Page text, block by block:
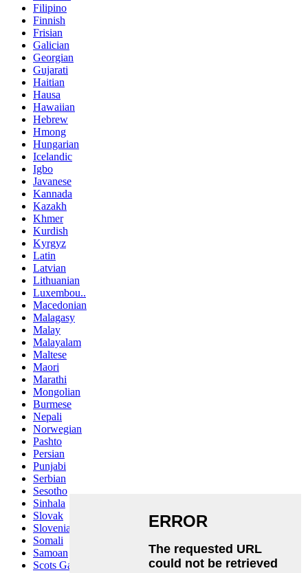
Filipino
Finnish
Frisian
Galician
Georgian
Gujarati
Haitian
Hausa
Hawaiian
Hebrew
Hmong
Hungarian
Icelandic
Igbo
Javanese
Kannada
Kazakh
Khmer
Kurdish
Kyrgyz
Latin
Latvian
Lithuanian
Luxembou..
Macedonian
Malagasy
Malay
Malayalam
Maltese
Maori
Marathi
Mongolian
Burmese
Nepali
Norwegian
Pashto
Persian
Punjabi
Serbian
Sesotho
Sinhala
Slovak
Slovenian
Somali
Samoan
Scots Gaelic